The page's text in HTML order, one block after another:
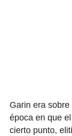
Garin era
época en que
cierto punto,